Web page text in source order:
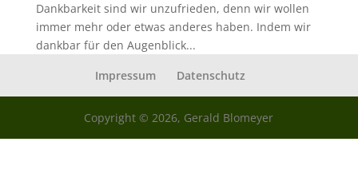
Dankbarkeit sind wir unzufrieden, denn wir wollen
immer mehr oder etwas anderes haben. Indem wir
dankbar für den Augenblick...
Impressum
Datenschutz
Copyright © 2026, Gerald Blomeyer